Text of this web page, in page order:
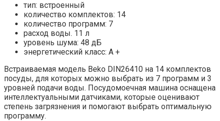
тип: встроенный
количество комплектов: 14
количество программ: 7
расход воды. 11 л
уровень шума: 48 дБ
энергетический класс: A +
Встраиваемая модель Beko DIN26410 на 14 комплектов
посуды, для которых можно выбрать из 7 программ и 3
уровней подачи воды. Посудомоечная машина оснащена
интеллектуальными датчиками, которые оценивают
степень загрязнения и помогают выбрать оптимальную
программу.